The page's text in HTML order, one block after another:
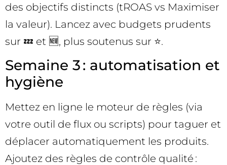
des objectifs distincts (tROAS vs Maximiser
la valeur). Lancez avec budgets prudents
sur 💤 et 🆕, plus soutenus sur ⭐.
Semaine 3 : automatisation et
hygiène
Mettez en ligne le moteur de règles (via
votre outil de flux ou scripts) pour taguer et
déplacer automatiquement les produits.
Ajoutez des règles de contrôle qualité :